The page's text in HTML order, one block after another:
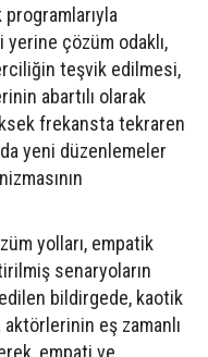
yerine çözüm odaklı,
teşvik edilmesi,
abartılı olarak
frekansta tekraren
yeni düzenlemeler
yolları, empatik
senaryoların
bildirgede, kaotik
eş zamanlı
empati ve